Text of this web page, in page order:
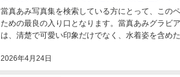
2026年4月24日
當真あみ写真集を検索している方にとって、この
ための最良の入り口となります。當真あみグラビ
は、清楚で可愛い印象だけでなく、水着姿を含め